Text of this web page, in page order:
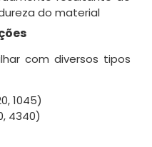
do material
com diversos tipos
1045)
4340)